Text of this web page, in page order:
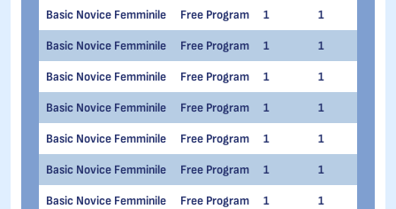
Basic Novice Femminile Free Program 1 1
Basic Novice Femminile Free Program 1 1
Basic Novice Femminile Free Program 1 1
Basic Novice Femminile Free Program 1 1
Basic Novice Femminile Free Program 1 1
Basic Novice Femminile Free Program 1 1
Basic Novice Femminile Free Program 1 1